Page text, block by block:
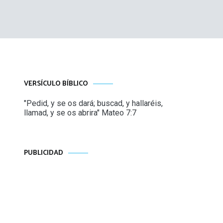
VERSÍCULO BÍBLICO
"Pedid, y se os dará; buscad, y hallaréis,
llamad, y se os abrira" Mateo 7:7
PUBLICIDAD